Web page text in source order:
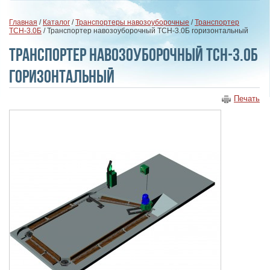
Главная / Каталог /Транспортеры навозоуборочные /Транспортер
ТСН-3.0Б / Транспортер навозоуборочный ТСН-3.0Б горизонтальный
Транспортер навозоуборочный ТСН-3.0Б
горизонтальный
Печать